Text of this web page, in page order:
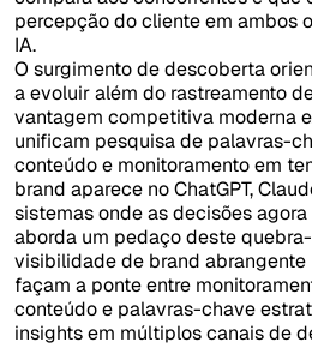
percepção do cliente em ambos
IA.
O surgimento de descoberta
a evoluir além do rastreamento
vantagem competitiva moderna
unificam pesquisa de palavras-
conteúdo e monitoramento em
brand aparece no ChatGPT,
sistemas onde as decisões
aborda um pedaço deste
visibilidade de brand abrangente
façam a ponte entre
conteúdo e palavras-chave
insights em múltiplos canais de